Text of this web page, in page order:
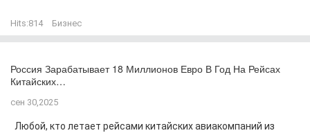
Hits:814 Бизнес
Россия Зарабатывает 18 Миллионов Евро В Год На Рейсах
Китайских…
сен 30,2025
Любой, кто летает рейсами китайских авиакомпаний из